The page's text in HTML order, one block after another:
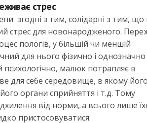
стрес
згодні з тим, солідарні з тим,
стрес для новонародженого.
пологів, у більшій чи меншій
для нього фізично і однозначно
малюк потрапляє в
для себе середовище, в якому
органи сприйняття і т.д. Тому
від норми, а всього лише
пристосовуватися.